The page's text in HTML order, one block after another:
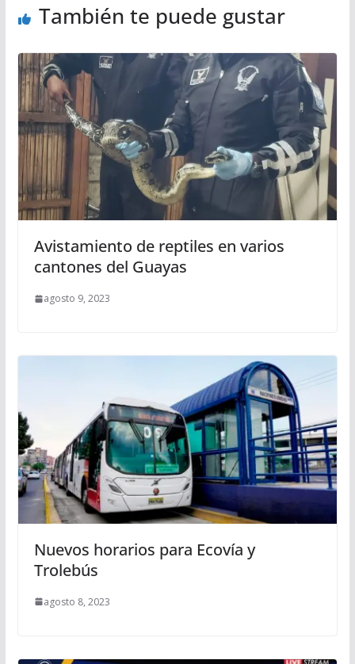
También te puede gustar
Avistamiento de reptiles en varios
cantones del Guayas
agosto 9, 2023
Nuevos horarios para Ecovía y
Trolebús
agosto 8, 2023